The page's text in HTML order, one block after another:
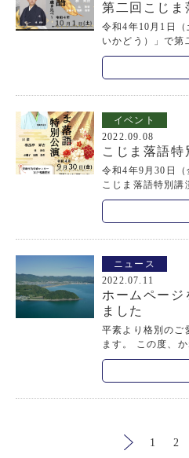
第二回こじま
令和4年10月1日
いかどう）」で第
段は非公開の迨暇
0畳間の圧巻の雰
しみいただけるや
ご興味のある方は
金は無料ですが、
で、ご予約・お問
家塩業歴史館までお願い
2-2001 Email：
イベント
2022.09.08
こじま落語特
令和4年9月30日
こじま落語特別講
で初めて東大卒の
春風亭昇吉先生
お早めにご予約下
旧野﨑家住宅・野
ます。 TEL：086-
2.kct.ne.jp
ニュース
2022.07.11
ホームページ
ました
平素より格別のご
ます。 この度、
した弊社ホームペ
した。特にスマ
目指していきます
1 2